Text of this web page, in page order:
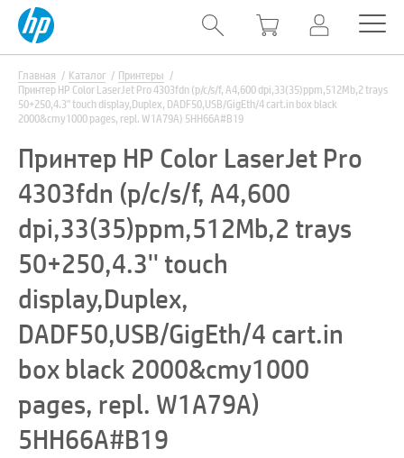
Главная Каталог
Принтеры
Принтер HP Color LaserJet Pro 4303fdn (p/c/s/f, A4,600 dpi,33(35)ppm,512Mb,2 trays
50+250,4.3'' touch display,Duplex, DADF50,USB/GigEth/4 cart.in box black
2000&cmy1000 pages, repl. W1A79A) 5HH66A#B19
Принтер HP Color LaserJet Pro
4303fdn (p/c/s/f, A4,600
dpi,33(35)ppm,512Mb,2 trays
50+250,4.3'' touch
display,Duplex,
DADF50,USB/GigEth/4 cart.in
box black 2000&cmy1000
pages, repl. W1A79A)
5HH66A#B19